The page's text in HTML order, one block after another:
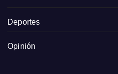
Deportes
Opinión